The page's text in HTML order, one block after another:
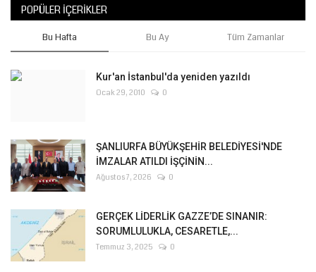
POPÜLER İÇERIKLER
Bu Hafta Bu Ay Tüm Zamanlar
Kur'an İstanbul'da yeniden yazıldı
Ocak 29, 2010 0
ŞANLIURFA BÜYÜKŞEHİR BELEDİYESİ'NDE
İMZALAR ATILDI İŞÇİNİN...
Ağustos 7, 2026 0
GERÇEK LİDERLİK GAZZE’DE SINANIR:
SORUMLULUKLA, CESARETLE,...
Temmuz 3, 2025 0